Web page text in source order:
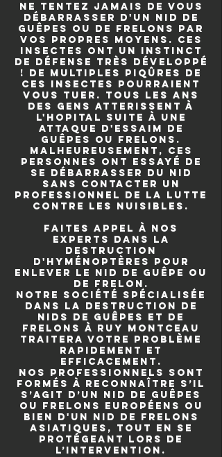
Ne tentez jamais de vous
débarrasser d'un nid de
guêpes ou de frelons par
vos propres moyens. Ces
insectes ont un instinct
de défense très développé
! De multiples piqûres de
ces insectes pourraient
vous tuer. Tous les ans
des gens atterissent à
l'hopital suite à une
attaque d'essaim de
guêpes ou frelons.
Malheureusement, ces
personnes ont essayé de
se débarrasser du nid
sans contacter un
professionnel de la lutte
contre les nuisibles.
Faites appel à nos
experts dans la
destruction
d'hyménoptères pour
enlever le nid de guêpe ou
de frelon.
Notre société spécialisée
dans la destruction de
nids de guêpes et de
frelons à Ruy Montceau
traitera votre problème
rapidement et
efficacement.
Nos professionnels sont
formés à reconnaître s’il
s’agit d’un nid de guêpes
ou frelons européens ou
bien d'un nid de frelons
asiatiques, tout en se
protégeant lors de
l’intervention.